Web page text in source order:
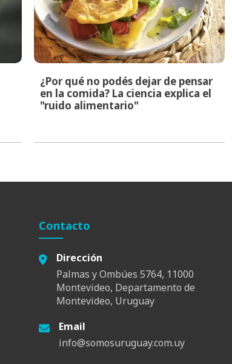
¿Por qué no podés dejar de pensar
en la comida? La ciencia explica el
"ruido alimentario"
Contacto
Dirección
Palmas y Ombúes 5764, 11000
Montevideo, Departamento de
Montevideo, Uruguay
Email
info@somosuruguay.com.uy